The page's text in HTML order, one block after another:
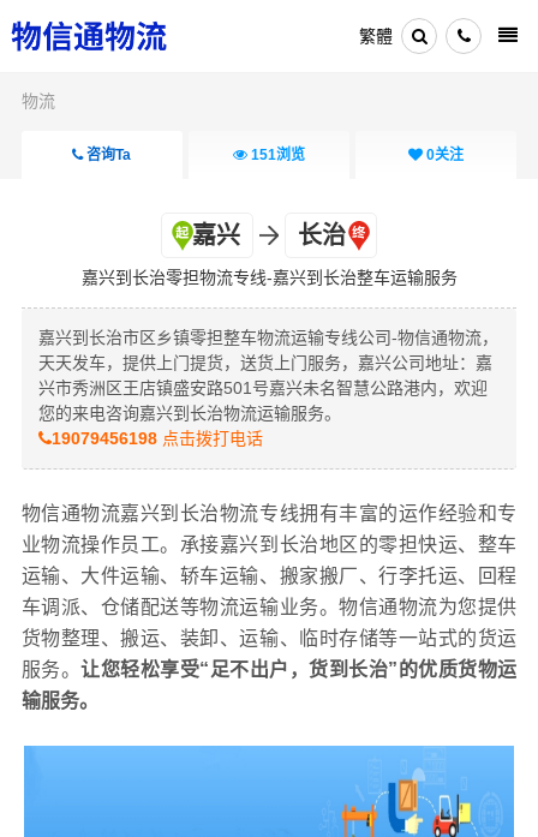
繁體
物流
咨询Ta 151浏览 0关注
嘉兴 长治
嘉兴到长治零担物流专线-嘉兴到长治整车运输服务
嘉兴到长治市区乡镇零担整车物流运输专线公司-物信通物流，
天天发车，提供上门提货，送货上门服务，嘉兴公司地址：嘉
兴市秀洲区王店镇盛安路501号嘉兴未名智慧公路港内，欢迎
您的来电咨询嘉兴到长治物流运输服务。
19079456198点击拨打电话
物信通物流嘉兴到长治物流专线拥有丰富的运作经验和专
业物流操作员工。承接嘉兴到长治地区的零担快运、整车
运输、大件运输、轿车运输、搬家搬厂、行李托运、回程
车调派、仓储配送等物流运输业务。物信通物流为您提供
货物整理、搬运、装卸、运输、临时存储等一站式的货运
服务。让您轻松享受“足不出户，货到 长治”的优质货物运
输服务。